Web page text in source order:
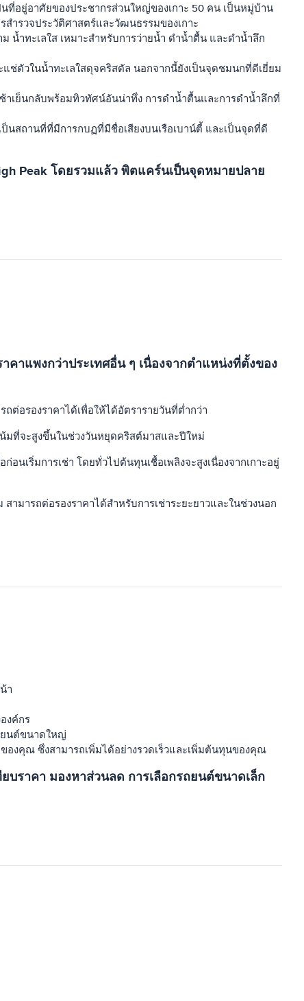
ที่อยู่อาศัยของประชากรส่วนใหญ่ของเกาะ 50 คน เป็นหมู่บ้าน
รวจประวัติศาสตร์และวัฒนธรรมของเกาะ
น้ำทะเลใส เหมาะสำหรับการว่ายน้ำ ดำน้ำตื้น และดำน้ำลึก
ช่ตัวในน้ำทะเลใสดุจคริสตัล นอกจากนี้ยังเป็นจุดชมนกที่ดีเยี่ยม
าเย็นกลับพร้อมทิวทัศน์อันน่าทึ่ง การดำน้ำตื้นและการดำน้ำลึกที่
ป็นสถานที่ที่มีการกบฏที่มีชื่อเสียงบนเรือเบาน์ตี้ และเป็นจุดที่ดี
Peak โดยรวมแล้ว พิตแคร์นเป็นจุดหมายปลาย
คาแพงกว่าประเทศอื่น ๆ เนื่องจากตำแหน่งที่ตั้งของ
ต่อรองราคาได้เพื่อให้ได้อัตรารายวันที่ต่ำกว่า
มที่จะสูงขึ้นในช่วงวันหยุดคริสต์มาสและปีใหม่
เริ่มการเช่า โดยทั่วไปต้นทุนเชื้อเพลิงจะสูงเนื่องจากเกาะอยู่
ามารถต่อรองราคาได้สำหรับการเช่าระยะยาวและในช่วงนอก
า
งค์กร
ยนต์ขนาดใหญ่
องคุณ ซึ่งสามารถเพิ่มได้อย่างรวดเร็วและเพิ่มต้นทุนของคุณ
บราคา มองหาส่วนลด การเลือกรถยนต์ขนาดเล็ก